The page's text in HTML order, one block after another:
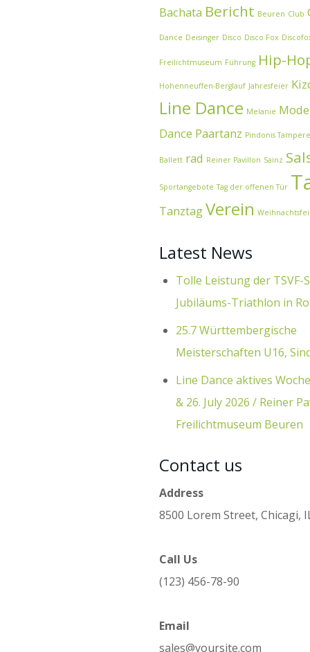
Bachata Bericht Beuren Club
Dance Deisinger Disco Disco Fox
Freilichtmuseum Führung Hip-
Hohenneuffen-Berglauf Jahresfeier
Line Dance Melanie
Dance Paartanz Pindonis
Ballett rad Reiner Pavillon Sainz
Sportangebote Tag der offenen Tür
TanztagVerein
Latest News
Tolle Leistung der TSVF-
Jubiläums-Triathlon in
25.7 Württembergische
Meisterschaften U16,
Line Dance aktives
& 26. July 2026 / Reiner
Freilichtmuseum Beuren
Contact us
Address
8500 Lorem Street, Chicagi,
Call Us
(123) 456-78-90
Email
sales@yoursite.com